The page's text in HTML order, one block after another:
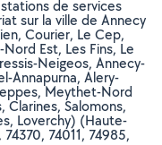
de services
sur la ville de Annecy
Courier, Le Cep,
Est, Les Fins, Le
Neigeos, Annecy-
Annapurna, Alery-
Meythet-Nord
Salomons,
Loverchy) (Haute-
74011, 74985,